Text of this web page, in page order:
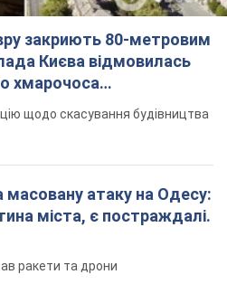
закриють 80-метровим
Києва відмовилась
хмарочоса
щодо скасування будівництва
масовану атаку на Одесу:
міста, є постраждалі.
ракети та дрони